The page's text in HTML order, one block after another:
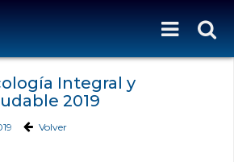
Integral y
2019
Volver